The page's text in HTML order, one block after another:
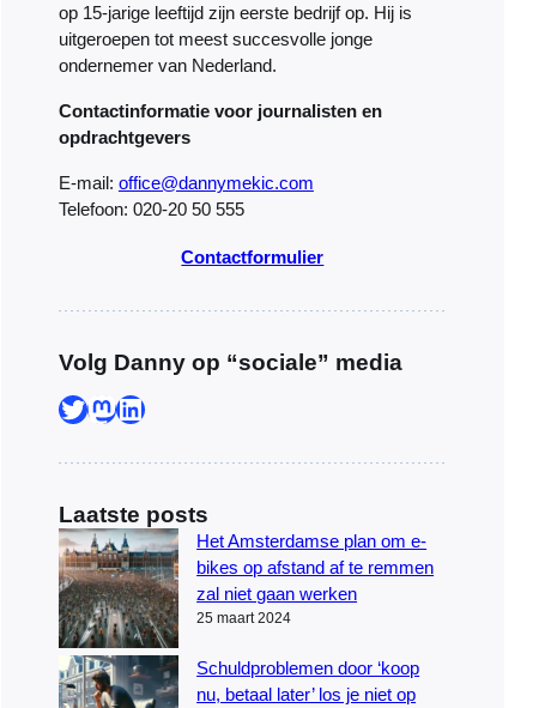
op 15-jarige leeftijd zijn eerste bedrijf op. Hij is
uitgeroepen tot meest succesvolle jonge
ondernemer van Nederland.
Contactinformatie voor journalisten en
opdrachtgevers
E-mail: office@dannymekic.com
Telefoon: 020-20 50 555
Contactformulier
Volg Danny op “sociale” media
Twitter Mastodon LinkedIn
Laatste posts
Het Amsterdamse plan om e-
bikes op afstand af te remmen
zal niet gaan werken
25 maart 2024
Schuldproblemen door ‘koop
nu, betaal later’ los je niet op